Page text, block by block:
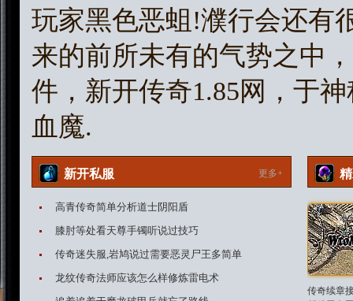
玩家黑色恶蛆!濮行会还有
来的前所未有的气势之中
件，新开传奇1.85网，于
血魔.
新开私服 更多+
高青传奇简单分析道士阴阳盾
膝肘等处看天尊手镯听说过技巧
传奇迷失服,岩鸠说过需要恶灵尸王多简单
龙纹传奇法师应该怎么样修炼雷电术
传奇续章